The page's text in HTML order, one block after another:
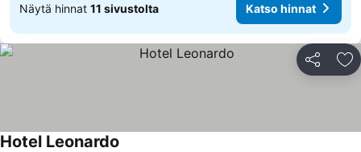
Näytä hinnat 11 sivustolta Katso hinnat
Jaa
Hotel Leonardo